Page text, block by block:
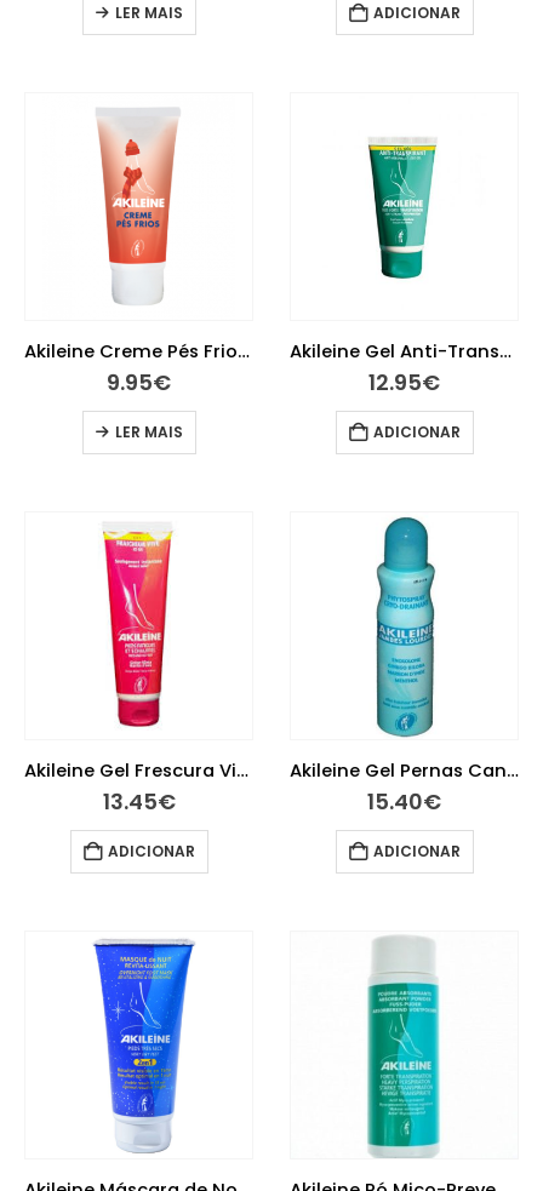
LER MAIS ADICIONAR
Akileine Creme Pés Frios 75 ml
9.95€
LER MAIS
Akileine Gel Anti-Transpirante 75 ml
12.95€
ADICIONAR
Akileine Gel Frescura Viva 125 Ml
13.45€
ADICIONAR
Akileine Gel Pernas Cansadas 150 ml
15.40€
ADICIONAR